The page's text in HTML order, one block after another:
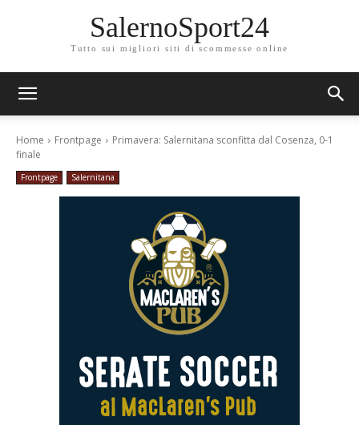
SalernoSport24
Tutto sui migliori siti di scommesse online
Home Frontpage
Primavera: Salernitana sconfitta dal Cosenza, 0-1
finale
Frontpage Salernitana